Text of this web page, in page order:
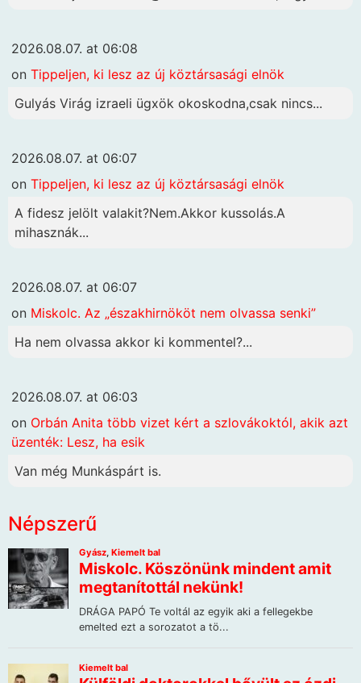
2026.08.07. at 06:08
on Tippeljen, ki lesz az új köztársasági elnök
Gulyás Virág izraeli ügxök okoskodna,csak nincs...
2026.08.07. at 06:07
on Tippeljen, ki lesz az új köztársasági elnök
A fidesz jelölt valakit?Nem.Akkor kussolás.A
mihasznák...
2026.08.07. at 06:07
on Miskolc. Az „északhirnököt nem olvassa senki”
Ha nem olvassa akkor ki kommentel?...
2026.08.07. at 06:03
on Orbán Anita több vizet kért a szlovákoktól, akik azt
üzenték: Lesz, ha esik
Van még Munkáspárt is.
Népszerű